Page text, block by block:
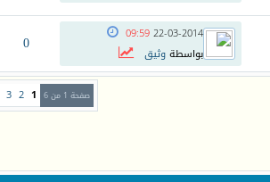
22-03-2014
09:59
بواسطةوثيق 0
صفحة 1 من 6 1
2
3